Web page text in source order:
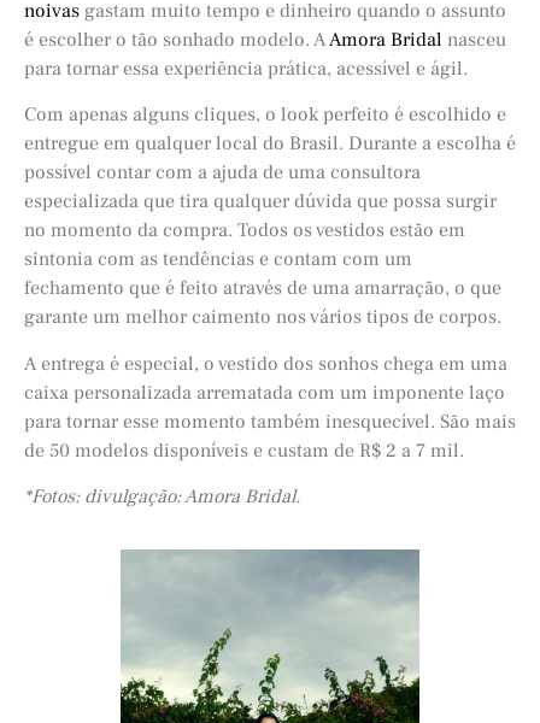
noivas gastam muito tempo e dinheiro quando o assunto
é escolher o tão sonhado modelo. AAmora Bridal nasceu
para tornar essa experiência prática, acessível e ágil.
Com apenas alguns cliques, o look perfeito é escolhido e
entregue em qualquer local do Brasil. Durante a escolha é
possível contar com a ajuda de uma consultora
especializada que tira qualquer dúvida que possa surgir
no momento da compra. Todos os vestidos estão em
sintonia com as tendências e contam com um
fechamento que é feito através de uma amarração, o que
garante um melhor caimento nos vários tipos de corpos.
A entrega é especial, o vestido dos sonhos chega em uma
caixa personalizada arrematada com um imponente laço
para tornar esse momento também inesquecível. São mais
de 50 modelos disponíveis e custam de R$ 2 a 7 mil.
*Fotos: divulgação: Amora Bridal.